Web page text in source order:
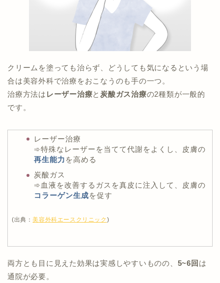
クリームを塗っても治らず、どうしても気になるという場
合は美容外科で治療をおこなうのも手の一つ。
治療方法は レーザー治療と 炭酸ガス治療の2種類が一般的
です。
レーザー治療
➾特殊なレーザーを当てて代謝をよくし、皮膚の
再生能力 を高める
炭酸ガス
➾血液を改善するガスを真皮に注入して、皮膚の
コラーゲン生成を促す
(出典：美容外科エースクリニック )
両方とも目に見えた効果は実感しやすいものの、 5~6回 は
通院が必要。